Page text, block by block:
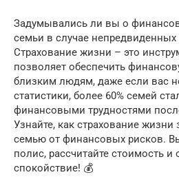
Задумывались ли вы о
семьи в случае непредвиденных
Страхование жизни – это
позволяет обеспечить
близким людям, даже если вас
статистики, более 60% семей
финансовыми трудностями
Узнайте, как страхование
семью от финансовых рисков.
полис, рассчитайте стоимость и
спокойствие! 💰